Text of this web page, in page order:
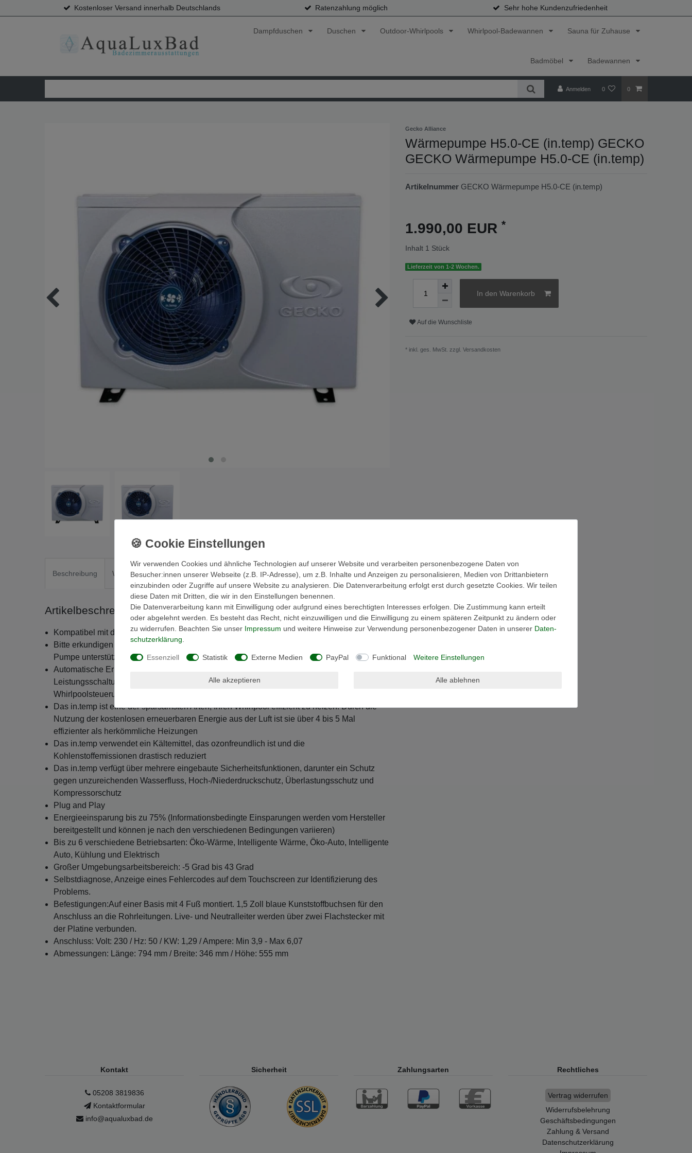
Kostenloser Versand innerhalb Deutschlands Ratenzahlung möglich Sehr hohe Kundenzufriedenheit
Dampfduschen Duschen Outdoor-Whirlpools Whirlpool-Badewannen Sauna für Zuhause
Badmöbel Badewannen
Anmelden 0 0
Gecko Alliance
Wärmepumpe H5.0-CE (in.temp) GECKO
GECKO Wärmepumpe H5.0-CE (in.temp)
Artikelnummer GECKO Wärmepumpe H5.0-CE (in.temp)
1.990,00 EUR *
Inhalt 1 Stück
Lieferzeit von 1-2 Wochen.
In den Warenkorb
Auf die Wunschliste
* inkl. ges. MwSt. zzgl. Versandkosten
Beschreibung Weitere Details EU-Verantwortlicher Hersteller
Artikelbeschreibung GECKO Wärmepumpe H5.0-CE (in.temp)
Kompatibel mit den Gecko Systemen IN.YT, IN.YE
Bitte erkundigen Sie sich bei uns, welche Versionen der oben genannten Systeme diese
Pumpe unterstützen, bevor Sie bestellen
Automatische Erkennung, intelligentes Energiemanagement und keine zusätzliche
Leistungsschaltung erforderlich, die Eingangsleistungen werden direkt von der
Whirlpoolsteuerung geliefert
Das in.temp ist eine der sparsamsten Arten, Ihren Whirlpool effizient zu heizen. Durch die
Nutzung der kostenlosen erneuerbaren Energie aus der Luft ist sie über 4 bis 5 Mal
effizienter als herkömmliche Heizungen
Das in.temp verwendet ein Kältemittel, das ozonfreundlich ist und die
Kohlenstoffemissionen drastisch reduziert
Das in.temp verfügt über mehrere eingebaute Sicherheitsfunktionen, darunter ein Schutz
gegen unzureichenden Wasserfluss, Hoch-/Niederdruckschutz, Überlastungsschutz und
Kompressorschutz
Plug and Play
Energieeinsparung bis zu 75% (Informationsbedingte Einsparungen werden vom Hersteller
bereitgestellt und können je nach den verschiedenen Bedingungen variieren)
Bis zu 6 verschiedene Betriebsarten: Öko-Wärme, Intelligente Wärme, Öko-Auto, Intelligente
Auto, Kühlung und Elektrisch
Großer Umgebungsarbeitsbereich: -5 Grad bis 43 Grad
Selbstdiagnose, Anzeige eines Fehlercodes auf dem Touchscreen zur Identifizierung des
Problems.
Befestigungen:Auf einer Basis mit 4 Fuß montiert. 1,5 Zoll blaue Kunststoffbuchsen für den
Anschluss an die Rohrleitungen. Live- und Neutralleiter werden über zwei Flachstecker mit
der Platine verbunden.
Anschluss: Volt: 230 / Hz: 50 / KW: 1,29 / Ampere: Min 3,9 - Max 6,07
Abmessungen: Länge: 794 mm / Breite: 346 mm / Höhe: 555 mm
Kontakt
05208 3819836
Kontaktformular
info@aqualuxbad.de
Sicherheit Zahlungsarten Rechtliches
Vertrag widerrufen
Widerrufsbelehrung
Geschäftsbedingungen
Zahlung & Versand
Datenschutzerklärung
Wir verwenden Cookies und ähnliche Technologien auf unserer Website und verarbeiten personenbezogene Daten von
Besucher:innen unserer Webseite (z.B. IP-Adresse), um z.B. Inhalte und Anzeigen zu personalisieren, Medien von Drittanbietern
einzubinden oder Zugriffe auf unsere Website zu analysieren. Die Datenverarbeitung erfolgt erst durch gesetzte Cookies. Wir teilen
diese Daten mit Dritten, die wir in den Einstellungen benennen.
Die Datenverarbeitung kann mit Einwilligung oder aufgrund eines berechtigten Interesses erfolgen. Die Zustimmung kann erteilt
oder abgelehnt werden. Es besteht das Recht, nicht einzuwilligen und die Einwilligung zu einem späteren Zeitpunkt zu ändern oder
zu widerrufen. Beachten Sie unser Impressum und weitere Hinweise zur Verwendung personenbezogener Daten in unserer Daten­
schutz­erklärung
Essenziell Statistik Externe Medien PayPal Funktional Weitere Einstellungen
Alle akzeptieren Alle ablehnen